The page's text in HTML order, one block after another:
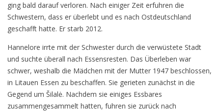
ging bald darauf verloren. Nach einiger Zeit erfuhren die
Schwestern, dass er überlebt und es nach Ostdeutschland
geschafft hatte. Er starb 2012.
Hannelore irrte mit der Schwester durch die verwüstete Stadt
und suchte überall nach Essensresten. Das Überleben war
schwer, weshalb die Mädchen mit der Mutter 1947 beschlossen,
in Litauen Essen zu beschaffen. Sie gerieten zunächst in die
Gegend um Šilalė. Nachdem sie einiges Essbares
zusammengesammelt hatten, fuhren sie zurück nach